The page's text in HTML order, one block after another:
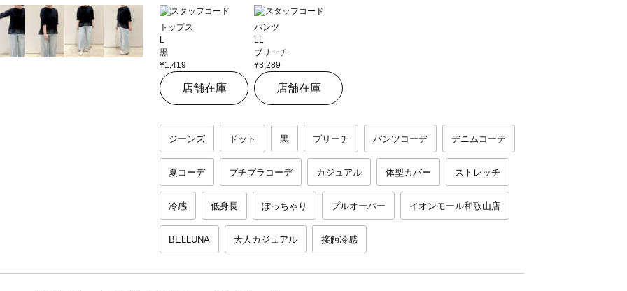
トップス
L
黒
¥1,419
店舗在庫
パンツ
LL
ブリーチ
¥3,289
店舗在庫
ジーンズ ドット 黒 ブリーチ パンツコーデ デニムコーデ
夏コーデ プチプラコーデ カジュアル 体型カバー ストレッチ
冷感 低身長 ぽっちゃり プルオーバー イオンモール和歌山店
BELLUNA 大人カジュアル 接触冷感